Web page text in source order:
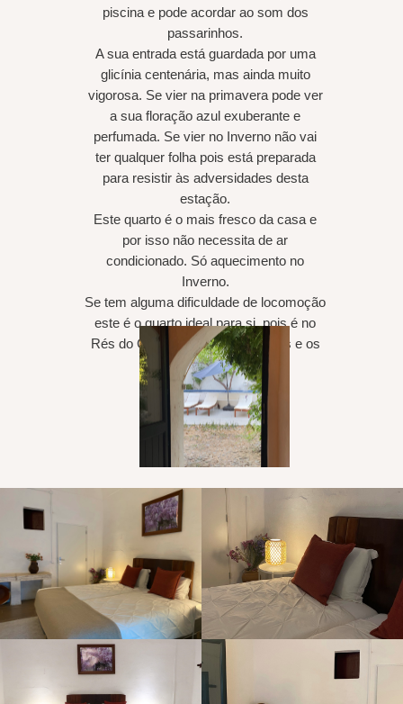
piscina e pode acordar ao som dos
passarinhos.
A sua entrada está guardada por uma
glicínia centenária, mas ainda muito
vigorosa. Se vier na primavera pode ver
a sua floração azul exuberante e
perfumada. Se vier no Inverno não vai
ter qualquer folha pois está preparada
para resistir às adversidades desta
estação.
Este quarto é o mais fresco da casa e
por isso não necessita de ar
condicionado. Só aquecimento no
Inverno.
Se tem alguma dificuldade de locomoção
este é o quarto ideal para si, pois é no
Rés do Chão e tem as dimensões e os
apoios adequados.